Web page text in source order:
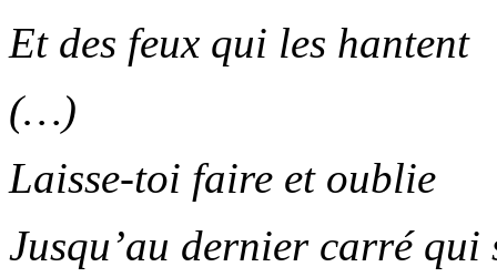
Et des feux qui les hantent
(…)
Laisse-toi faire et oublie
Jusqu’au dernier carré qui